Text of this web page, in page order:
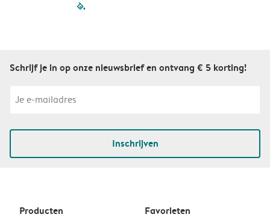
filled-pagination
Schrijf je in op onze nieuwsbrief en ontvang € 5 korting!
Inschrijven
Producten Favorieten